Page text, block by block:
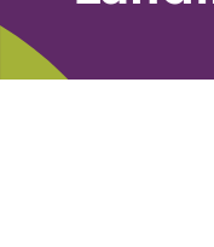
Fundraising